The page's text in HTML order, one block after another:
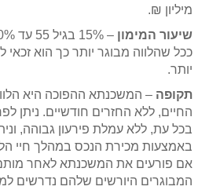
מיליון ₪.
שיעור המימון
ככל שהלווה מבוגר יותר כך הוא זכאי
יותר.
תקופה – המשכנתא ההפוכה היא
החיים, ללא החזרים חודשיים. ניתן
בכל עת, ללא עמלת פירעון גבוהה,
באמצעות מכירת הנכס במהלך חיי
אם פורעים את המשכנתא לאחר
המבוגרים היורשים שלהם נדרשים